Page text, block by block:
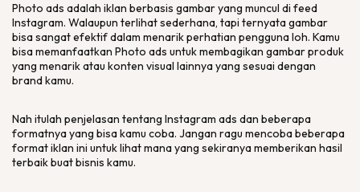
Photo ads adalah iklan berbasis gambar yang muncul di feed
Instagram. Walaupun terlihat sederhana, tapi ternyata gambar
bisa sangat efektif dalam menarik perhatian pengguna loh. Kamu
bisa memanfaatkan Photo ads untuk membagikan gambar produk
yang menarik atau konten visual lainnya yang sesuai dengan
brandkamu.
Nah itulah penjelasan tentang Instagram ads dan beberapa
formatnya yang bisa kamu coba. Jangan ragu mencoba beberapa
format iklan ini untuk lihat mana yang sekiranya memberikan hasil
terbaik buat bisnis kamu.